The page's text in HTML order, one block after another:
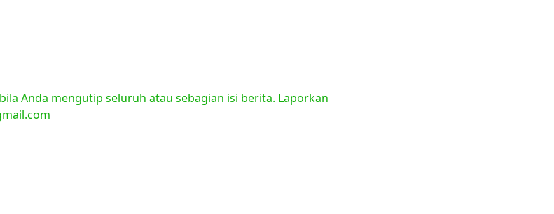
Anda mengutip seluruh atau sebagian isi berita. Laporkan